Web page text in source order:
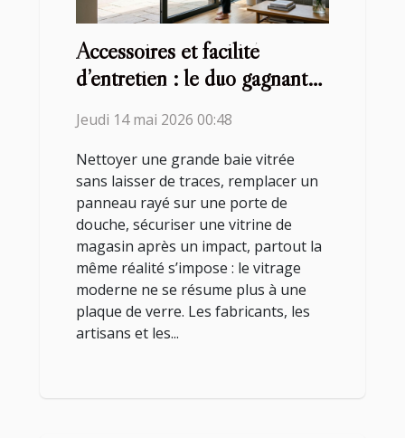
Accessoires et facilité
d’entretien : le duo gagnant
Jeudi 14 mai 2026 00:48
Nettoyer une grande baie vitrée
sans laisser de traces, remplacer un
panneau rayé sur une porte de
douche, sécuriser une vitrine de
magasin après un impact, partout la
même réalité s’impose : le vitrage
moderne ne se résume plus à une
plaque de verre. Les fabricants, les
artisans et les...